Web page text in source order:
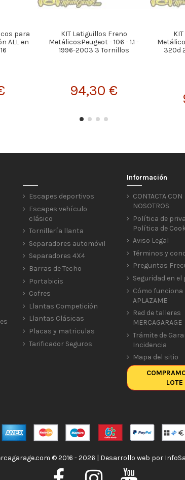
para
ALL en
KIT Latiguillos Freno
MetálicosPeugeot - 106 - 1.1 -
1996-2003 3 Tornillos
94,30 €
320d
Escapes deportivos
Escapes vehículo
clásico
Tornillería llanta
Separadores automóvil
Separadores 4X4
Barras de Techo
Portabicis
Cofres
Llantas Competición
Llantas Clásicas
Placas y matriculas
Tarificador Seguros
Información
CONTACTA CON
NOSOTROS
Política de
Política de
Aviso Legal
Términos y
Preguntas
Seguridad en el
Cómo funciona
APLAZAME
Red de talleres
MERCAGARAGE
Trámite de
Incidencia
Mapa del sitio
LOTE
© 2016 - 2026 | Desarrollo web por